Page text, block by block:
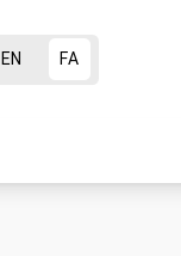
FA
EN